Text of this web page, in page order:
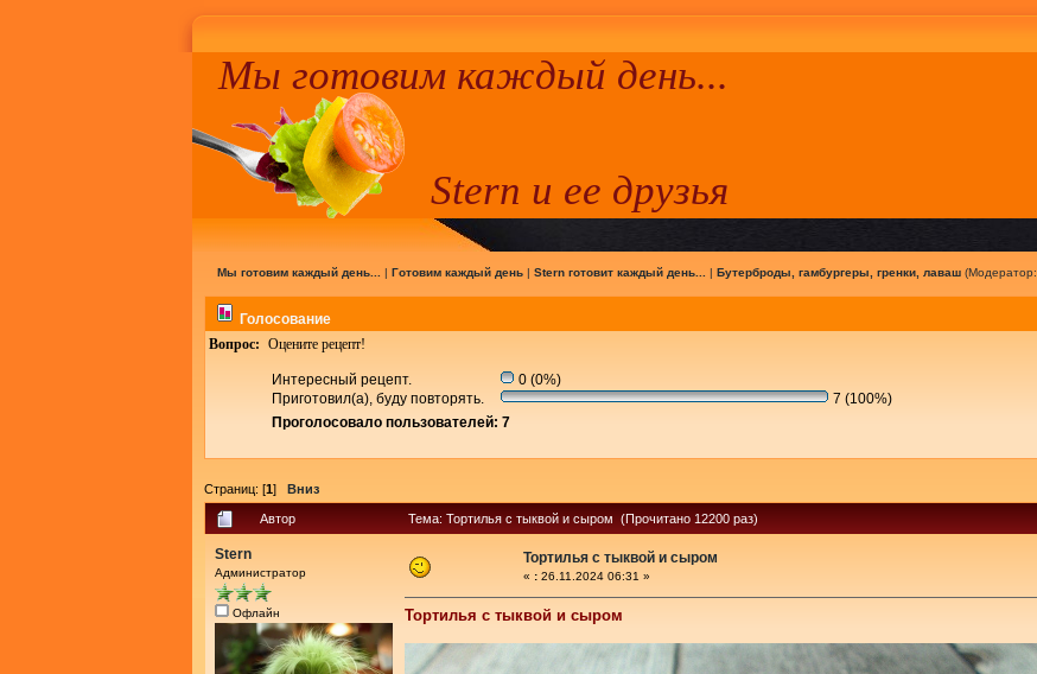
Мы готовим каждый день...
Stern и ее друзья
Мы готовим каждый день... | Готовим каждый день| Stern готовит каждый день... | Бутерброды, гамбургеры, гренки, лаваш(Модератор:
Голосование
Вопрос: Оцените рецепт!
Интересный рецепт.
0 (0%)
Приготовил(а), буду повторять.
7 (100%)
Проголосовало пользователей: 7
Страниц: [1] Вниз
Автор Тема: Тортилья с тыквой и сыром (Прочитано 12200 раз)
Stern
Администратор
Офлайн
Тортилья с тыквой и сыром
« : 26.11.2024 06:31 »
Тортилья с тыквой и сыром